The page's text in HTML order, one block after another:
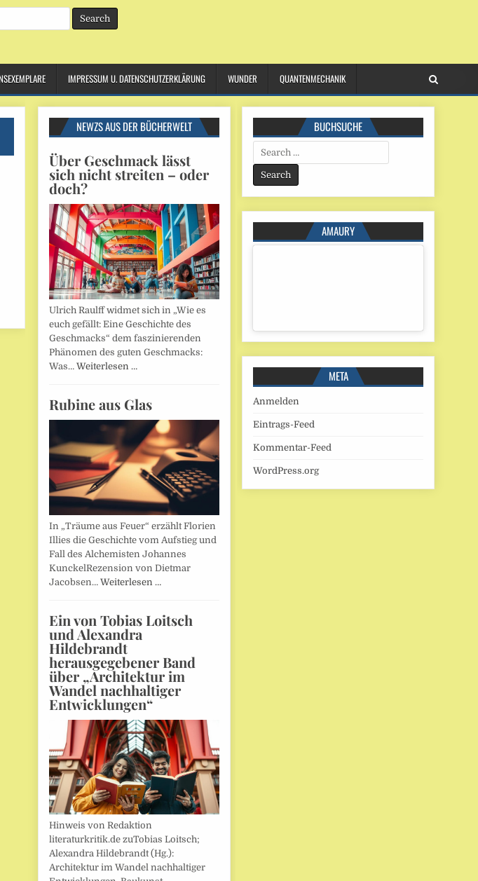
IMPRESSUM U. DATENSCHUTZERKLÄRUNG WUNDER QUANTENMECHANIK
NEWZS AUS DER BÜCHERWELT
Über Geschmack lässt
sich nicht streiten – oder
doch?
Ulrich Raulff widmet sich in „Wie es
euch gefällt: Eine Geschichte des
Geschmacks“ dem faszinierenden
Phänomen des guten Geschmacks:
Was… Weiterlesen …
Rubine aus Glas
In „Träume aus Feuer“ erzählt Florien
Illies die Geschichte vom Aufstieg und
Fall des Alchemisten Johannes
KunckelRezension von Dietmar
Jacobsen… Weiterlesen …
Ein von Tobias Loitsch
und Alexandra
Hildebrandt
herausgegebener Band
über „Architektur im
Wandel nachhaltiger
Entwicklungen“
Hinweis von Redaktion
literaturkritik.de zuTobias Loitsch;
Alexandra Hildebrandt (Hg.):
Architektur im Wandel nachhaltiger
BUCHSUCHE
Search
for:
AMAURY
META
Anmelden
Eintrags-Feed
Kommentar-Feed
WordPress.org